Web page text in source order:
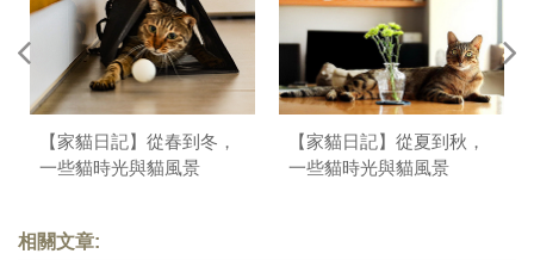
【家貓日記】從春到冬，
一些貓時光與貓風景
【家貓日記】從夏到秋，
一些貓時光與貓風景
相關文章: